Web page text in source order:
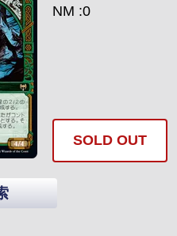
NM :0
SOLD OUT